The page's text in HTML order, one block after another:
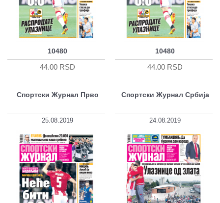
10480
44.00 RSD
10480
44.00 RSD
Спортски Журнал Прво
25.08.2019
Спортски Журнал Србија
24.08.2019